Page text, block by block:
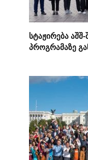
სტაჟირება
პროგრამაზე